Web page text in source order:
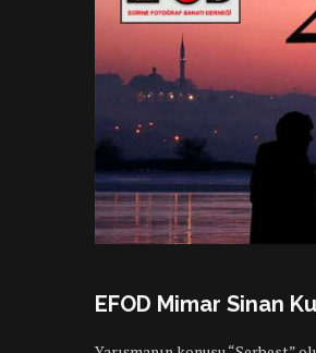
EFOD Mimar Sinan